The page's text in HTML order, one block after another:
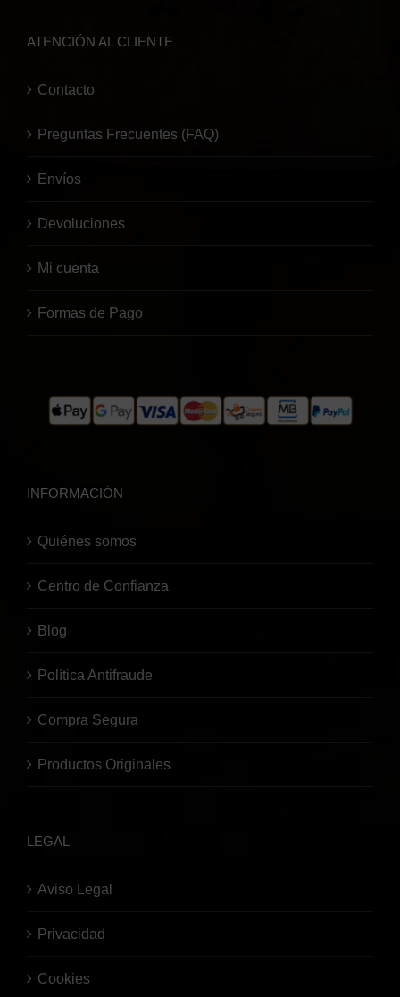
ATENCIÓN AL CLIENTE
Contacto
Preguntas Frecuentes (FAQ)
Envíos
Devoluciones
Mi cuenta
Formas de Pago
INFORMACIÓN
Quiénes somos
Centro de Confianza
Blog
Política Antifraude
Compra Segura
Productos Originales
LEGAL
Aviso Legal
Privacidad
Cookies